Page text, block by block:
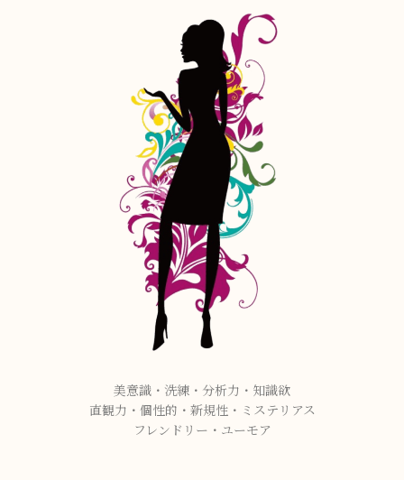
美意識・洗練・分析力・知識欲
直観力・個性的・新規性・ミステリアス
フレンドリー・ユーモア